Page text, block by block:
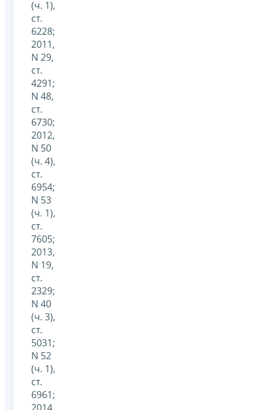
(ч. 1),
ст.
6228;
2011,
N 29,
ст.
4291;
N 48,
ст.
6730;
2012,
N 50
(ч. 4),
ст.
6954;
N 53
(ч. 1),
ст.
7605;
2013,
N 19,
ст.
2329;
N 40
(ч. 3),
ст.
5031;
N 52
(ч. 1),
ст.
6961;